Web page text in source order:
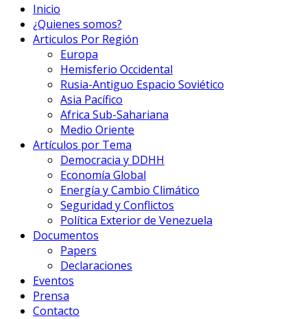
Inicio
¿Quienes somos?
Articulos Por Región
Europa
Hemisferio Occidental
Rusia-Antiguo Espacio Soviético
Asia Pacífico
Africa Sub-Sahariana
Medio Oriente
Artículos por Tema
Democracia y DDHH
Economía Global
Energía y Cambio Climático
Seguridad y Conflictos
Política Exterior de Venezuela
Documentos
Papers
Declaraciones
Eventos
Prensa
Contacto